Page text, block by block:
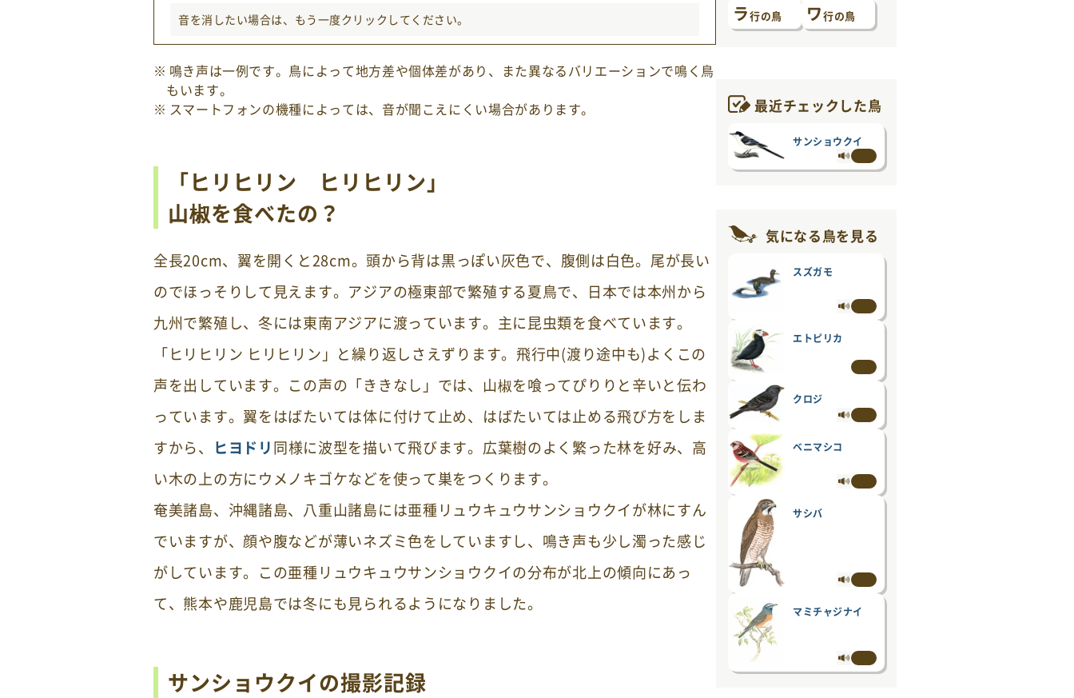
音を消したい場合は、もう一度クリック してください。
鳴き声は一例です。鳥によって地方差や個体差があり、また異なるバリエーションで鳴く鳥
もいます。
スマートフォンの機種によっては、音が聞こえにくい場合があります。
「ヒリヒリン ヒリヒリン」
山椒を食べたの？
全長20cm、翼を開くと28cm。頭から背は黒っぽい灰色で、腹側は白色。尾が長い
のでほっそりして見えます。アジアの極東部で繁殖する夏鳥で、日本では本州から
九州で繁殖し、冬には東南アジアに渡っています。主に昆虫類を食べています。
「ヒリヒリン ヒリヒリン」と繰り返しさえずります。飛行中(渡り途中も)よくこの
声を出しています。この声の「ききなし」では、山椒を喰ってぴりりと辛いと伝わ
っています。翼をはばたいては体に付けて止め、はばたいては止める飛び方をしま
すから、 ヒヨドリ同様に波型を描いて飛びます。広葉樹のよく繁った林を好み、高
い木の上の方にウメノキゴケなどを使って巣をつくります。
奄美諸島、沖縄諸島、八重山諸島には亜種リュウキュウサンショウクイが林にすん
でいますが、顔や腹などが薄いネズミ色をしていますし、鳴き声も少し濁った感じ
がしています。この亜種リュウキュウサンショウクイの分布が北上の傾向にあっ
て、熊本や鹿児島では冬にも見られるようになりました。
サンショウクイの撮影記録
ラ行の鳥 ワ行の鳥
最近チェックした鳥
サンショウクイ
気になる鳥を見る
スズガモ
エトピリカ
クロジ
ベニマシコ
サシバ
マミチャジナイ